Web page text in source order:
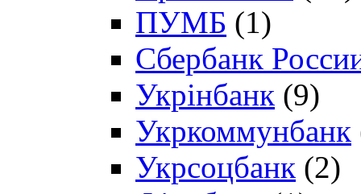
ПУМБ (1)
Сбербанк
Укрінбанк (9)
Укркоммунбанк
Укрсоцбанк (2)